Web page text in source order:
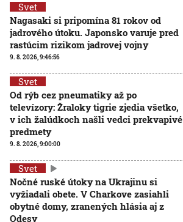
Svet
Nagasaki si pripomína 81 rokov od
jadrového útoku. Japonsko varuje pred
rastúcim rizikom jadrovej vojny
9. 8. 2026, 9:46:56
Svet
Od rýb cez pneumatiky až po
televízory: Žraloky tigrie zjedia všetko,
v ich žalúdkoch našli vedci prekvapivé
predmety
9. 8. 2026, 9:00:00
Svet
Nočné ruské útoky na Ukrajinu si
vyžiadali obete. V Charkove zasiahli
obytné domy, zranených hlásia aj z
Odesy